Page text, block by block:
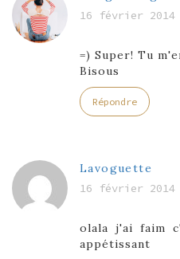
16 février 2014
=) Super! Tu
Bisous
Répondre
Lavoguette
16 février 2014
olala j'ai faim
appétissant